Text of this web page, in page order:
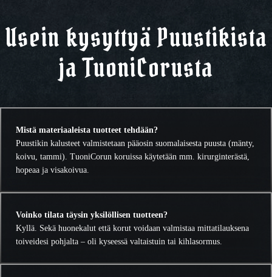
Usein kysyttyä Puustikista
ja TuoniCorusta
Mistä materiaaleista tuotteet tehdään?
Puustikin kalusteet valmistetaan pääosin suomalaisesta puusta (mänty,
koivu, tammi). TuoniCorun koruissa käytetään mm. kirurginterästä,
hopeaa ja visakoivua.
Voinko tilata täysin yksilöllisen tuotteen?
Kyllä. Sekä huonekalut että korut voidaan valmistaa mittatilauksena
toiveidesi pohjalta – oli kyseessä valtaistuin tai kihlasormus.